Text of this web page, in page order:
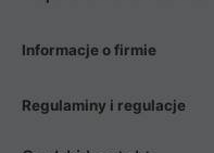
Informacje o firmie
Regulaminy i regulacje